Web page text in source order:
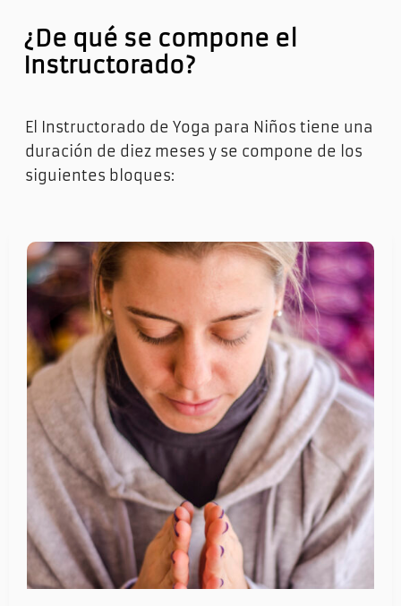
¿De qué se compone el
Instructorado?
El Instructorado de Yoga para Niños tiene una
duración de diez meses y se compone de los
siguientes bloques: